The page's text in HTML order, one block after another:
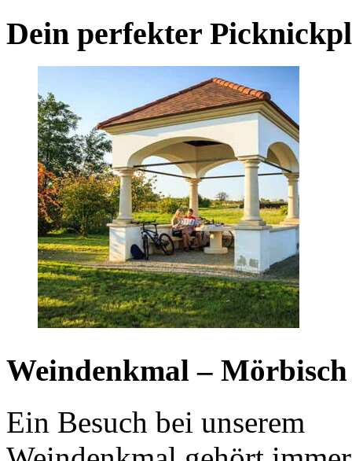
Dein perfekter
Weindenkmal – Mörbisch
Ein Besuch bei unserem